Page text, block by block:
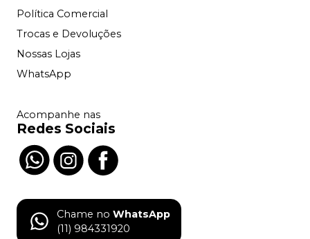
Política Comercial
Trocas e Devoluções
Nossas Lojas
WhatsApp
Acompanhe nas
Redes Sociais
Chame no WhatsApp
(11) 984331920